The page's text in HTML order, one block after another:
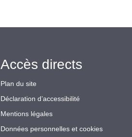
Accès directs
Plan du site
Déclaration d’accessibilité
Mentions légales
Données personnelles et cookies